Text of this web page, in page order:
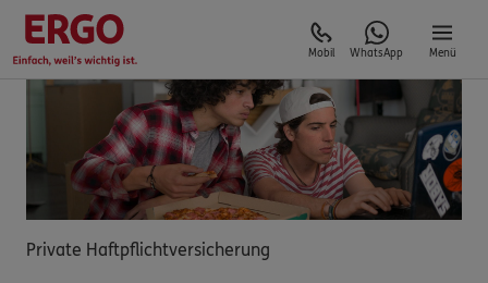
Mobil WhatsApp Menü
Private Haftpflichtversicherung